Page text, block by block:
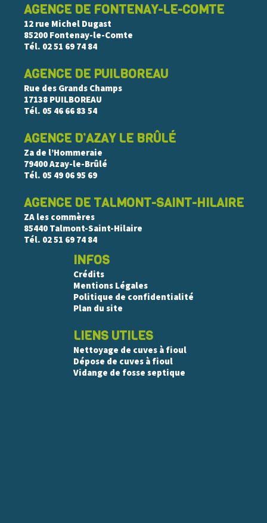
AGENCE DE FONTENAY-LE-COMTE
12 rue Michel Dugast
85200 Fontenay-le-Comte
Tél. 02 51 69 74 84
AGENCE DE PUILBOREAU
Rue des Grands Champs
17138 PUILBOREAU
Tél. 05 46 66 83 54
AGENCE D’AZAY LE BRÛLÉ
Za de l’Hommeraie
79400 Azay-le-Brûlé
Tél. 05 49 06 95 69
AGENCE DE TALMONT-SAINT-HILAIRE
ZA les commères
85440 Talmont-Saint-Hilaire
Tél. 02 51 69 74 84
INFOS
Crédits
Mentions Légales
Politique de confidentialité
Plan du site
LIENS UTILES
Nettoyage de cuves à fioul
Dépose de cuves à fioul
Vidange de fosse septique